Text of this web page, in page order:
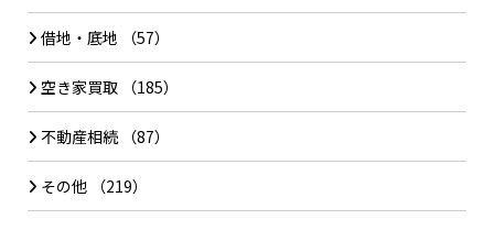
借地・底地 （57）
空き家買取 （185）
不動産相続（87）
その他 （219）